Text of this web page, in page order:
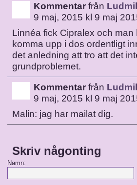
Kommentar från
9 maj, 2015 kl 9 maj
Linnéa fick Cipralex och
komma upp i dos ordentligt
det anledning att tro att det
grundproblemet.
Kommentar från
9 maj, 2015 kl 9 maj
Malin: jag har mailat dig.
Skriv någonting
Namn: